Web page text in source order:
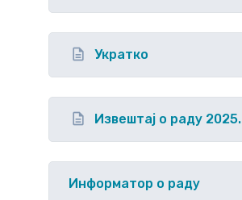
Укратко
Извештај о раду 2025.
Информатор о раду